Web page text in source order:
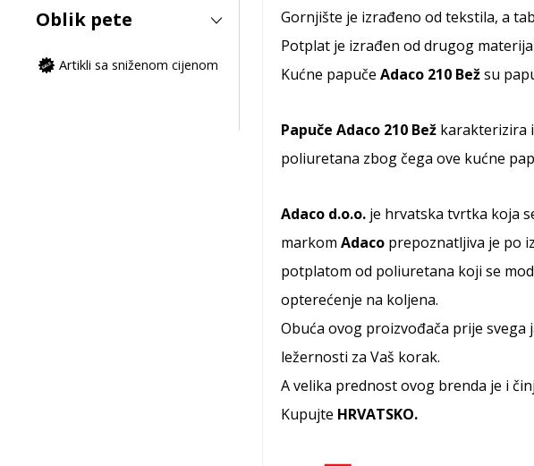
Gornjište je izrađeno od tekstila, a
Potplat je izrađen od drugog
Kućne papuče Adaco 210 Bežsu
Papuče Adaco 210 Bež karakterizira
poliuretana zbog čega ove kućne
Adaco d.o.o. je hrvatska tvrtka koja
markom Adacoprepoznatljiva je po
potplatom od poliuretana koji se
opterećenje na koljena.
Obuća ovog proizvođača prije
ležernosti za Vaš korak​.
A velika prednost ovog brenda je i
Kupujte HRVATSKO.
Oblik pete
Artikli sa sniženom cijenom